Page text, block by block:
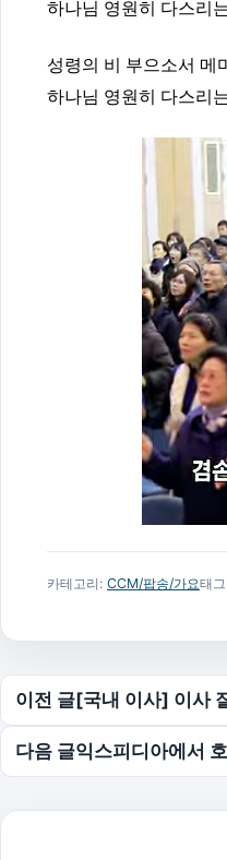
하나님 영원히 다스리
성령의 비 부으소서 메
하나님 영원히 다스리
카테고리: CCM/팝송/가요태
글 탐색
이전 글[국내 이사] 이사
다음 글익스피디아에서